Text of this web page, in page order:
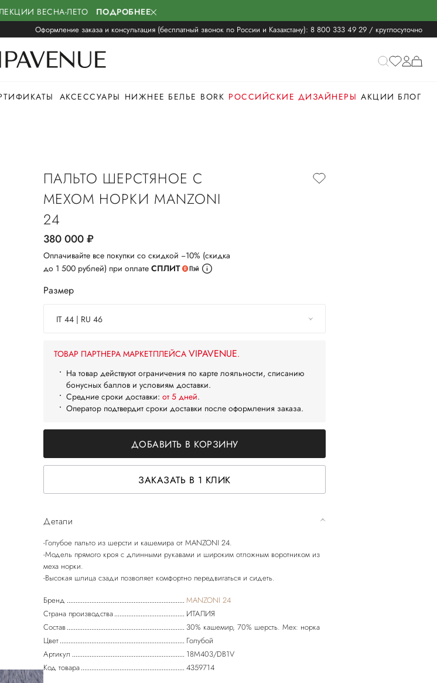
ВЕСНА-ЛЕТО ПОДРОБНЕЕ
Оформление заказа и консультация (бесплатный звонок по России и Казахстану): 8 800 333 49 29 / круглосуточно
АКСЕССУАРЫ НИЖНЕЕ БЕЛЬЕ BORK РОССИЙСКИЕ ДИЗАЙНЕРЫ АКЦИИ БЛОГ
ПАЛЬТО ШЕРСТЯНОЕ С
МЕХОМ НОРКИ MANZONI
24
380 000руб.
Оплачивайте все покупки со скидкой −10% (скидка
до 1 500 рублей) при оплате СПЛИТ
Размер
IT 44 | RU 46
ТОВАР ПАРТНЕРА МАРКЕТПЛЕЙСА VIPAVENUE.
На товар действуют ограничения по карте лояльности, списанию
бонусных баллов и условиям доставки.
Средние сроки доставки: от 5 дней.
Оператор подтвердит сроки доставки после оформления заказа.
ДОБАВИТЬ В КОРЗИНУ
ЗАКАЗАТЬ В 1 КЛИК
Детали
-Голубое пальто из шерсти и кашемира от MANZONI 24.
-Модель прямого кроя с длинными рукавами и широким отложным воротником из
меха норки.
Бренд
MANZONI 24
Страна производства
ИТАЛИЯ
Состав
30% кашемир, 70% шерсть. Мех: норка
Цвет
Голубой
Артикул
18M403/DB1V
Код товара
4359714